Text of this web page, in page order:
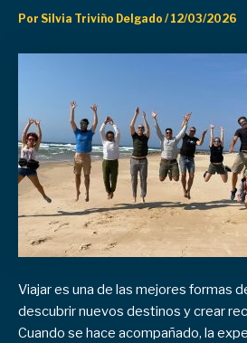
Por Silvia Triviño Delgado / 12/03/2026
Viajar es una de las mejores formas
descubrir nuevos destinos y crear
Cuando se hace acompañado, la